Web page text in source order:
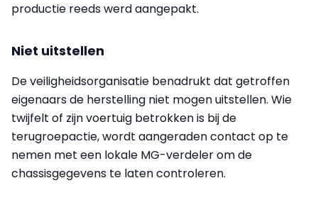
productie reeds werd aangepakt.
Niet uitstellen
De veiligheidsorganisatie benadrukt dat getroffen
eigenaars de herstelling niet mogen uitstellen. Wie
twijfelt of zijn voertuig betrokken is bij de
terugroepactie, wordt aangeraden contact op te
nemen met een lokale MG-verdeler om de
chassisgegevens te laten controleren.